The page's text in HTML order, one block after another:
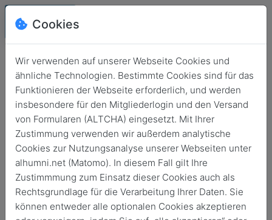
Alhumni.net
Login
Keine Zugangsdaten?
Cookies
Wir verwenden auf unserer Webseite Cookies und
ähnliche Technologien. Bestimmte Cookies sind für das
Funktionieren der Webseite erforderlich, und werden
insbesondere für den Mitgliederlogin und den Versand
von Formularen (ALTCHA) eingesetzt. Mit Ihrer
Zustimmung verwenden wir außerdem analytische
Cookies zur Nutzungsanalyse unserer Webseiten unter
alhumni.net (Matomo). In diesem Fall gilt Ihre
Zustimmmung zum Einsatz dieser Cookies auch als
Rechtsgrundlage für die Verarbeitung Ihrer Daten. Sie
können entweder alle optionalen Cookies akzeptieren